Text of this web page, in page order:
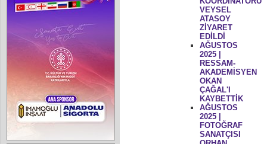
VEYSEL
ATASOY
ZİYARET
EDİLDİ
AĞUSTOS
2025 |
RESSAM-
AKADEMİSYEN
OKAN
ÇAĞAL'I
KAYBETTİK
AĞUSTOS
2025 |
FOTOĞRAF
SANATÇISI